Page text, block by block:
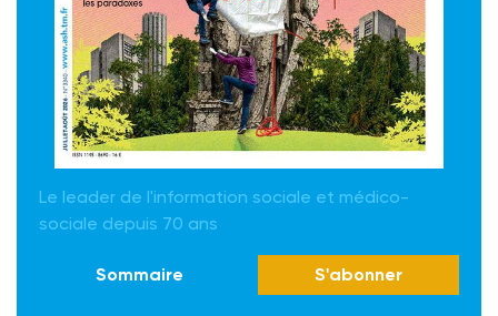
Le leader de l'information sociale et médico-
sociale depuis 70 ans
Sommaire S'abonner